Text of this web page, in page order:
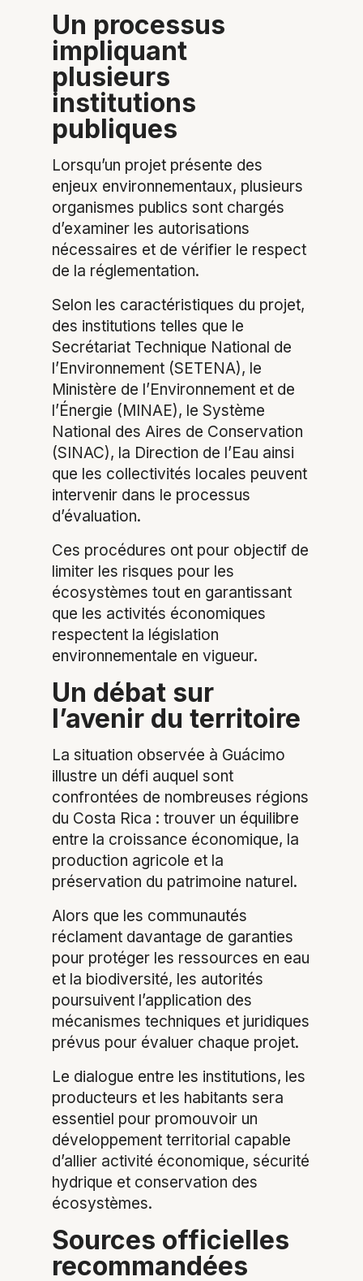
Un processus
impliquant
plusieurs
institutions
publiques
Lorsqu’un projet présente des
enjeux environnementaux, plusieurs
organismes publics sont chargés
d’examiner les autorisations
nécessaires et de vérifier le respect
de la réglementation.
Selon les caractéristiques du projet,
des institutions telles que le
Secrétariat Technique National de
l’Environnement (SETENA), le
Ministère de l’Environnement et de
l’Énergie (MINAE), le Système
National des Aires de Conservation
(SINAC), la Direction de l’Eau ainsi
que les collectivités locales peuvent
intervenir dans le processus
d’évaluation.
Ces procédures ont pour objectif de
limiter les risques pour les
écosystèmes tout en garantissant
que les activités économiques
respectent la législation
environnementale en vigueur.
Un débat sur
l’avenir du territoire
La situation observée à Guácimo
illustre un défi auquel sont
confrontées de nombreuses régions
du Costa Rica : trouver un équilibre
entre la croissance économique, la
production agricole et la
préservation du patrimoine naturel.
Alors que les communautés
réclament davantage de garanties
pour protéger les ressources en eau
et la biodiversité, les autorités
poursuivent l’application des
mécanismes techniques et juridiques
prévus pour évaluer chaque projet.
Le dialogue entre les institutions, les
producteurs et les habitants sera
essentiel pour promouvoir un
développement territorial capable
d’allier activité économique, sécurité
hydrique et conservation des
écosystèmes.
Sources officielles
recommandées